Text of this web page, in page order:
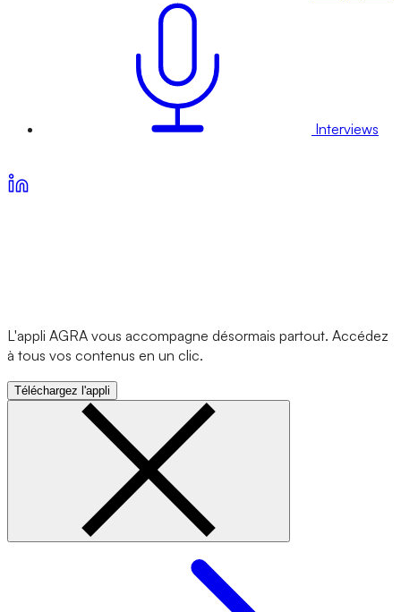
Interviews
L'appli AGRA vous accompagne désormais partout. Accédez
à tous vos contenus en un clic.
Téléchargez l'appli